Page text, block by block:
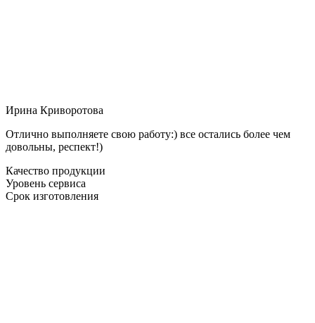
Ирина Криворотова
Отлично выполняете свою работу:) все остались более чем
довольны, респект!)
Качество продукции
Уровень сервиса
Срок изготовления